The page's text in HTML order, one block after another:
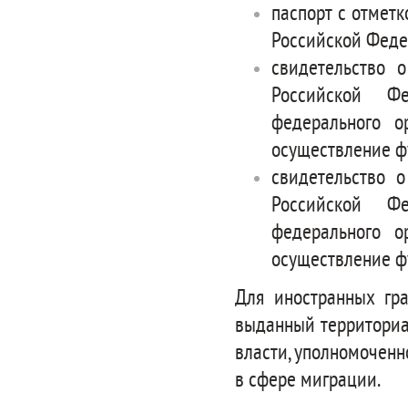
паспорт с
Российской
свидетельство
Российской
федерального
осуществление
свидетельство
Российской
федерального
осуществление
Для иностранных
выданный
власти,
в сфере миграции.